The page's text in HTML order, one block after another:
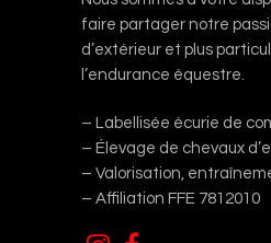
faire partager notre
d’extérieur et plus
l’endurance équestre.
– Labellisée écurie de
– Élevage de chevaux
– Valorisation,
– Affiliation FFE 7812010